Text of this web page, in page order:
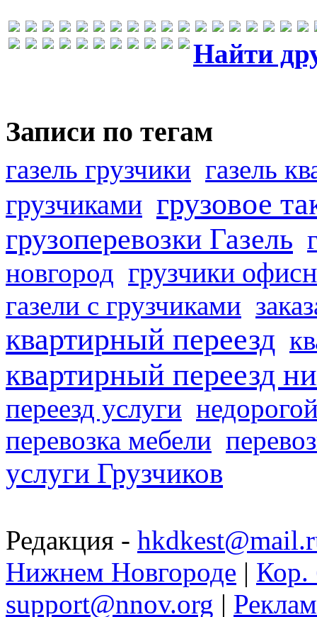
Найти
Записи по тегам
газель грузчики газель
грузчиками грузовое
грузоперевозки Газель
новгород грузчики
газели с грузчиками
квартирный переезд
квартирный переезд
переезд услуги
перевозка мебели
услуги Грузчиков
Редакция -
Нижнем Новгороде | Кор.
support@nnov.org |